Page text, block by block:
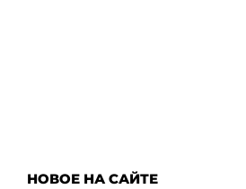
НОВОЕ НА САЙТЕ